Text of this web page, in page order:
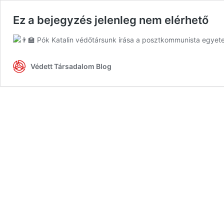
Ez a bejegyzés jelenleg nem elérhető
Pók Katalin védőtársunk írása a posztkommunista
Védett Társadalom Blog